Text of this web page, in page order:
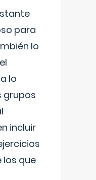
para
lo
lo
grupos
incluir
los que